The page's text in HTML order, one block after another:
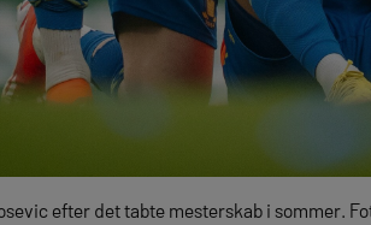
efter det tabte mesterskab i sommer.